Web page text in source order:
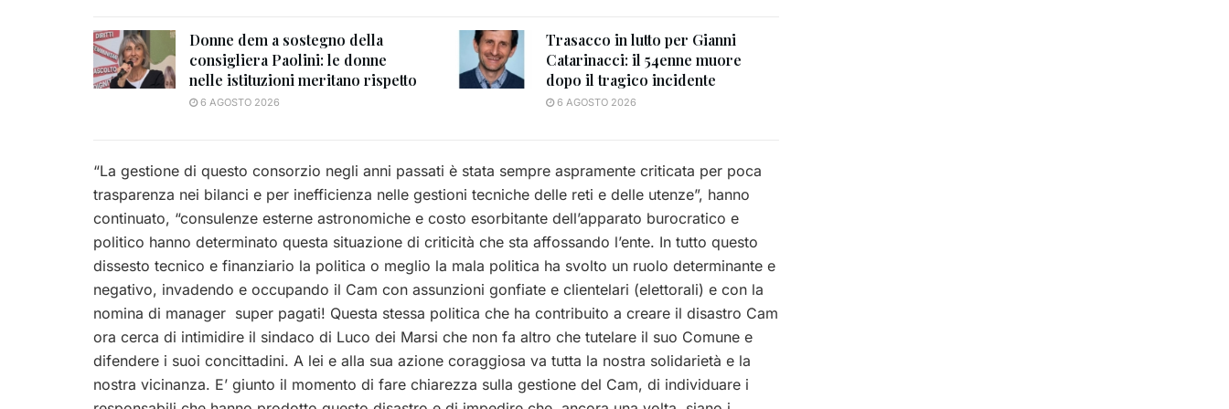
Donne dem a sostegno della
consigliera Paolini: le donne
nelle istituzioni meritano rispetto
6 AGOSTO 2026
Trasacco in lutto per Gianni
Catarinacci: il 54enne muore
dopo il tragico incidente
6 AGOSTO 2026
“La gestione di questo consorzio negli anni passati è stata sempre aspramente criticata per poca
trasparenza nei bilanci e per inefficienza nelle gestioni tecniche delle reti e delle utenze”, hanno
continuato, “consulenze esterne astronomiche e costo esorbitante dell’apparato burocratico e
politico hanno determinato questa situazione di criticità che sta affossando l’ente. In tutto questo
dissesto tecnico e finanziario la politica o meglio la mala politica ha svolto un ruolo determinante e
negativo, invadendo e occupando il Cam con assunzioni gonfiate e clientelari (elettorali) e con la
nomina di manager super pagati! Questa stessa politica che ha contribuito a creare il disastro Cam
ora cerca di intimidire il sindaco di Luco dei Marsi che non fa altro che tutelare il suo Comune e
difendere i suoi concittadini. A lei e alla sua azione coraggiosa va tutta la nostra solidarietà e la
nostra vicinanza. E’ giunto il momento di fare chiarezza sulla gestione del Cam, di individuare i